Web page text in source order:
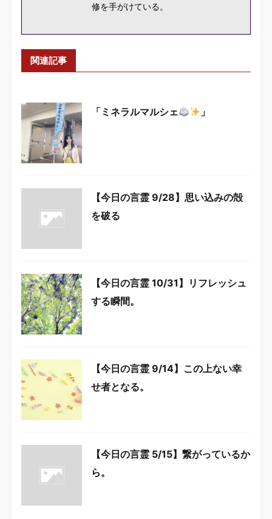
修を手がけている。
関連記事
「ミネラルマルシェ 」
【今日の言霊 9/28】思い込みの殻
を破る
【今日の言霊 10/31】リフレッシュ
する瞬間。
【今日の言霊 9/14】この上ない幸
せ者となる。
【今日の言霊 5/15】繋がっているか
ら。